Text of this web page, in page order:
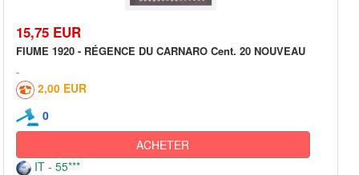
15,75 EUR
FIUME 1920 - RÉGENCE DU CARNARO Cent. 20 NOUVEAU
2,00 EUR
0
ACHETER
IT - 55***